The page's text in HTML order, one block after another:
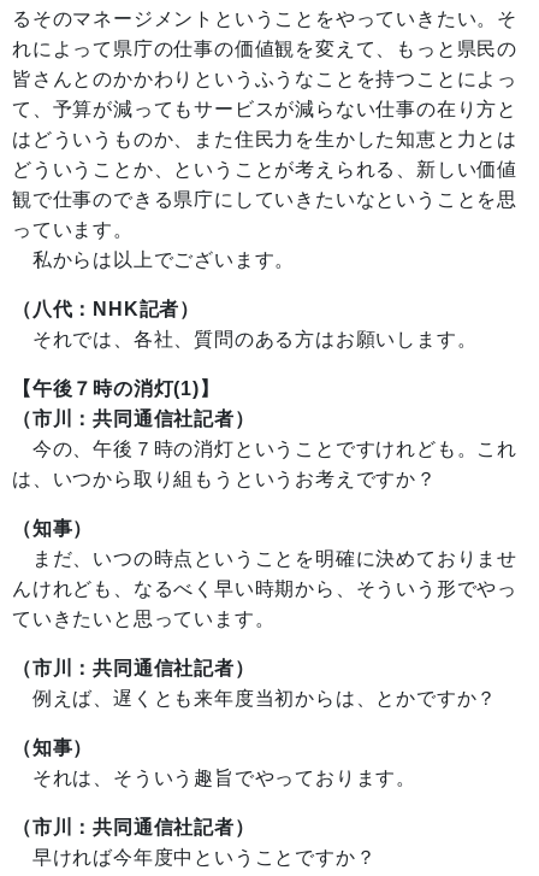
るそのマネージメントということをやっていきたい。そ
れによって県庁の仕事の価値観を変えて、もっと県民の
皆さんとのかかわりというふうなことを持つことによっ
て、予算が減ってもサービスが減らない仕事の在り方と
はどういうものか、また住民力を生かした知恵と力とは
どういうことか、ということが考えられる、新しい価値
観で仕事のできる県庁にしていきたいなということを思
っています。
私からは以上でございます。
（八代：NHK記者）
それでは、各社、質問のある方はお願いします。
【午後７時の消灯(1)】
（市川：共同通信社記者）
今の、午後７時の消灯ということですけれども。これ
は、いつから取り組もうというお考えですか？
（知事）
まだ、いつの時点ということを明確に決めておりませ
んけれども、なるべく早い時期から、そういう形でやっ
ていきたいと思っています。
（市川：共同通信社記者）
例えば、遅くとも来年度当初からは、とかですか？
（知事）
それは、そういう趣旨でやっております。
（市川：共同通信社記者）
早ければ今年度中ということですか？